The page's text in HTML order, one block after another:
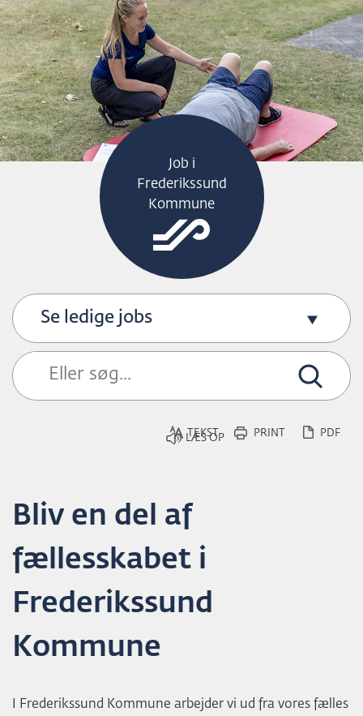
H
O
P
T
I
L
S
I
N
H
O
Job i
Frederikssund
Kommune
Se ledige jobs
TEKST PRINT PDF
Bliv en del af
fællesskabet i
Frederikssund
Kommune
I Frederikssund Kommune arbejder vi ud fra vores fælles